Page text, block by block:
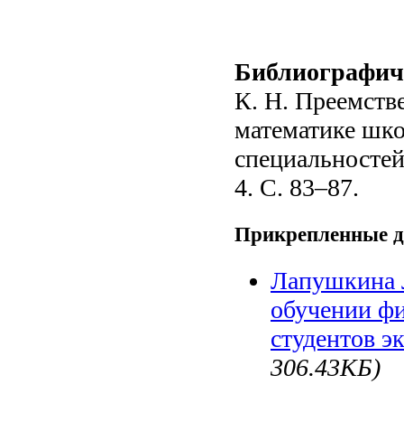
К. Н.
математике
4. С. 83–87.
Прикрепленные
Лапушкина
обучении
студентов
306.43КБ)